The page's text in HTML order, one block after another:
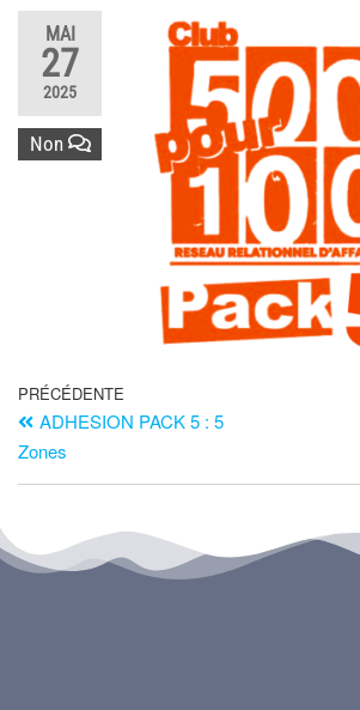
MAI
27
2025
Non
PRÉCÉDENTE
ADHESION PACK 5 : 5
Zones